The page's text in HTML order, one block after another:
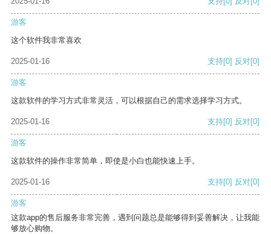
游客
这个软件我非常喜欢
2025-01-16 支持[0] 反对[0]
游客
这款软件的学习方式非常灵活，可以根据自己的需求选择学习方式。
2025-01-16 支持[0] 反对[0]
游客
这款软件的操作非常简单，即使是小白也能快速上手。
2025-01-16 支持[0] 反对[0]
游客
这款app的售后服务非常完善，遇到问题总是能够得到妥善解决，让我能
够放心购物。